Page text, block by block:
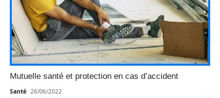
Mutuelle santé et protection en cas d’accident
Santé 26/06/2022